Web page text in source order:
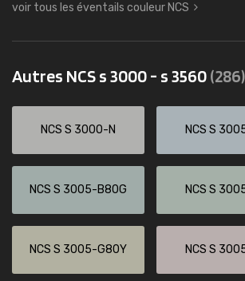
voir tous les éventails couleur NCS
Autres NCS s 3000 - s 3560(286)
NCS S 3000-N NCS S
NCS S 3005-B80G NCS S
NCS S 3005-G80Y NCS S